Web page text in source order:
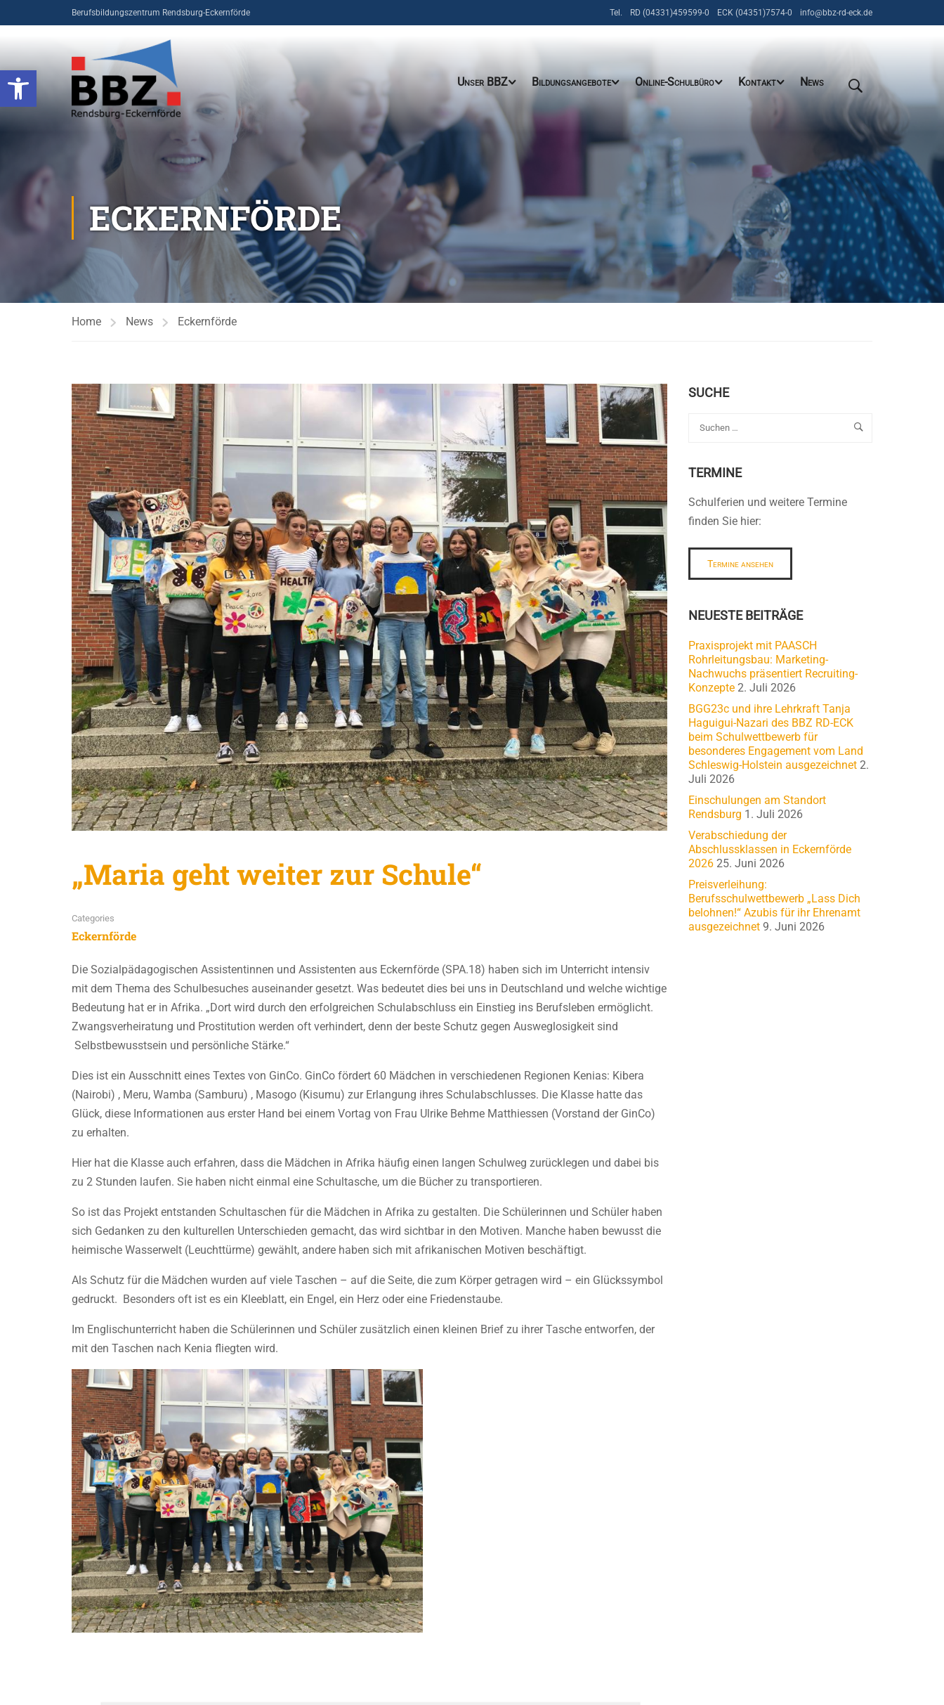
Open toolbar
Tel. RD (04331)459599-0 ECK (04351)7574-0 info@bbz-rd-eck.de
Berufsbildungszentrum Rendsburg-Eckernförde
Unser BBZ Bildungsangebote Online-Schulbüro Kontakt News
ECKERNFÖRDE
Home News Eckernförde
„Maria geht weiter zur Schule“
Categories
Eckernförde
Die Sozialpädagogischen Assistentinnen und Assistenten aus Eckernförde (SPA.18) haben sich im Unterricht intensiv
mit dem Thema des Schulbesuches auseinander gesetzt. Was bedeutet dies bei uns in Deutschland und welche wichtige
Bedeutung hat er in Afrika. „Dort wird durch den erfolgreichen Schulabschluss ein Einstieg ins Berufsleben ermöglicht.
Zwangsverheiratung und Prostitution werden oft verhindert, denn der beste Schutz gegen Ausweglosigkeit sind
Selbstbewusstsein und persönliche Stärke.“
Dies ist ein Ausschnitt eines Textes von GinCo. GinCo fördert 60 Mädchen in verschiedenen Regionen Kenias: Kibera
(Nairobi) , Meru, Wamba (Samburu) , Masogo (Kisumu) zur Erlangung ihres Schulabschlusses. Die Klasse hatte das
Glück, diese Informationen aus erster Hand bei einem Vortag von Frau Ulrike Behme Matthiessen (Vorstand der GinCo)
zu erhalten.
Hier hat die Klasse auch erfahren, dass die Mädchen in Afrika häufig einen langen Schulweg zurücklegen und dabei bis
zu 2 Stunden laufen. Sie haben nicht einmal eine Schultasche, um die Bücher zu transportieren.
So ist das Projekt entstanden Schultaschen für die Mädchen in Afrika zu gestalten. Die Schülerinnen und Schüler haben
sich Gedanken zu den kulturellen Unterschieden gemacht, das wird sichtbar in den Motiven. Manche haben bewusst die
heimische Wasserwelt (Leuchttürme) gewählt, andere haben sich mit afrikanischen Motiven beschäftigt.
Als Schutz für die Mädchen wurden auf viele Taschen – auf die Seite, die zum Körper getragen wird – ein Glückssymbol
gedruckt. Besonders oft ist es ein Kleeblatt, ein Engel, ein Herz oder eine Friedenstaube.
Im Englischunterricht haben die Schülerinnen und Schüler zusätzlich einen kleinen Brief zu ihrer Tasche entworfen, der
mit den Taschen nach Kenia fliegten wird.
SUCHE
TERMINE
Schulferien und weitere Termine
finden Sie hier:
Termine ansehen
NEUESTE BEITRÄGE
Praxisprojekt mit PAASCH
Rohrleitungsbau: Marketing-
Nachwuchs präsentiert Recruiting-
Konzepte 2. Juli 2026
BGG23c und ihre Lehrkraft Tanja
Haguigui-Nazari des BBZ RD-ECK
beim Schulwettbewerb für
besonderes Engagement vom Land
Schleswig-Holstein ausgezeichnet 2.
Juli 2026
Einschulungen am Standort
Rendsburg 1. Juli 2026
Verabschiedung der
Abschlussklassen in Eckernförde
2026 25. Juni 2026
Preisverleihung:
Berufsschulwettbewerb „Lass Dich
belohnen!“ Azubis für ihr Ehrenamt
ausgezeichnet 9. Juni 2026